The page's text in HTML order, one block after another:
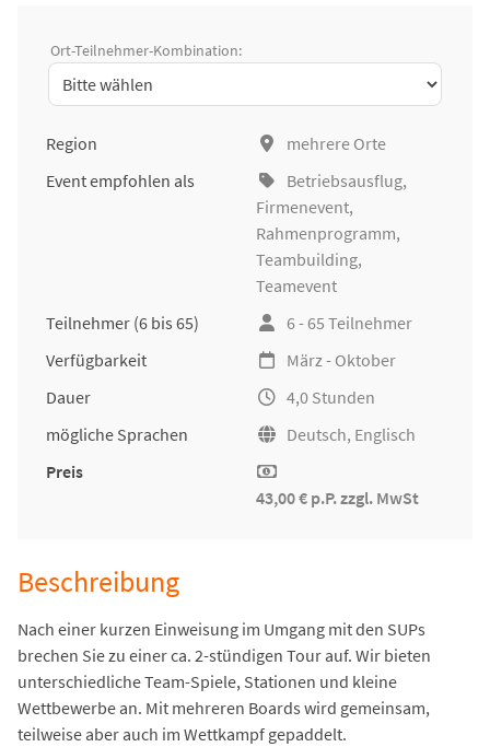
Ort-Teilnehmer-Kombination:
Region
mehrere Orte
Event empfohlen als
Betriebsausflug,
Firmenevent,
Rahmenprogramm,
Teambuilding,
Teamevent
Teilnehmer (6 bis 65)
6 - 65 Teilnehmer
Verfügbarkeit
März - Oktober
Dauer
4,0 Stunden
mögliche Sprachen
Deutsch, Englisch
Preis
43,00 € p.P. zzgl. MwSt
Beschreibung
Nach einer kurzen Einweisung im Umgang mit den SUPs
brechen Sie zu einer ca. 2-stündigen Tour auf. Wir bieten
unterschiedliche Team-Spiele, Stationen und kleine
Wettbewerbe an. Mit mehreren Boards wird gemeinsam,
teilweise aber auch im Wettkampf gepaddelt.